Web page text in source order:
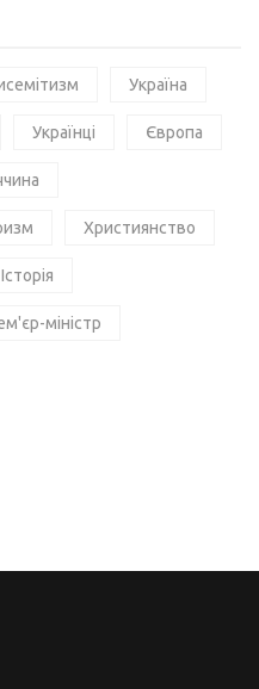
Україна
Українці Європа
Християнство
Історія
міністр